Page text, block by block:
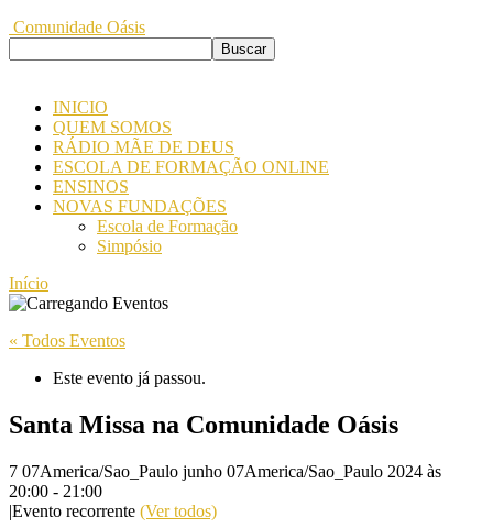
Comunidade Oásis
INICIO
QUEM SOMOS
RÁDIO MÃE DE DEUS
ESCOLA DE FORMAÇÃO ONLINE
ENSINOS
NOVAS FUNDAÇÕES
Escola de Formação
Simpósio
Início
« Todos Eventos
Este evento já passou.
Santa Missa na Comunidade Oásis
7 07America/Sao_Paulo junho 07America/Sao_Paulo 2024 às
20:00 - 21:00
|Evento recorrente (Ver todos)